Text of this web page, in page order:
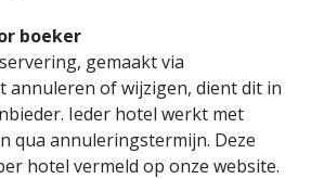
boeker
gemaakt via
annuleren of wijzigen, dient dit in
Ieder hotel werkt met
qua annuleringstermijn. Deze
hotel vermeld op onze website.